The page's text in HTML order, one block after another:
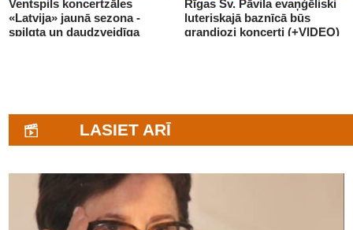
Ventspils koncertzāles
«Latvija» jaunā sezona -
spilgta un daudzveidīga
Rīgas Sv. Pāvila evaņģēliski
luteriskajā baznīcā būs
grandiozi koncerti (+VIDEO)
LASIET ARĪ